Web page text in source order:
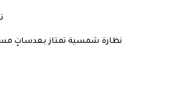
نظارة شمسية تمتاز بعدساتٍ